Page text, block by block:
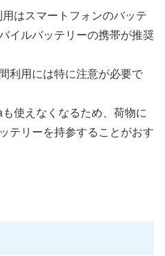
はスマートフォンのバッテ
イルバッテリーの携帯が推奨
利用には特に注意が必要で
使えなくなるため、荷物に
テリーを持参することがおす